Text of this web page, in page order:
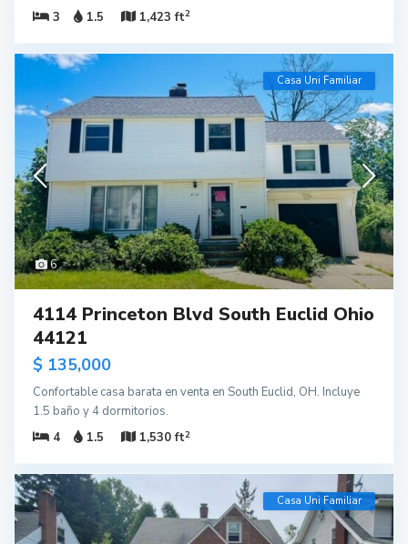
3
1.5 1,423 ft2
6
Casa Uni Familiar
4114 Princeton Blvd South Euclid Ohio
44121
$ 135,000
Confortable casa barata en venta en South Euclid, OH. Incluye
1.5 baño y 4 dormitorios.
4
1.5 1,530 ft2
Casa Uni Familiar